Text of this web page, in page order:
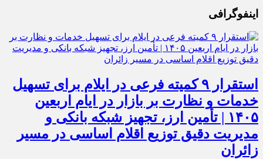
اینفوگرافی
استقرار ۹ کمیته فرعی در ایلام برای تسهیل
خدمات و نظارت بر بازار در ایام اربعین
۱۴۰۵ | تأمین ارز، تجهیز شبکه بانکی و
مدیریت دقیق توزیع اقلام اساسی در مسیر
زائران